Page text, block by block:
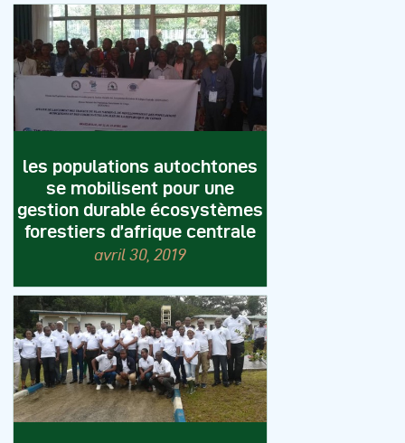
les populations autochtones
se mobilisent pour une
gestion durable écosystèmes
forestiers d’afrique centrale
avril 30, 2019